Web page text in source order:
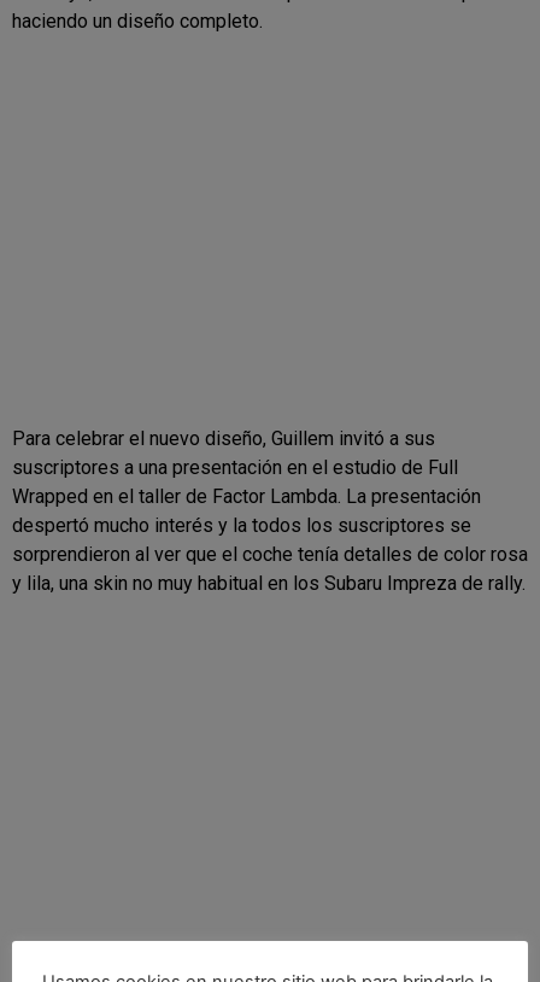
haciendo un diseño completo.
Para celebrar el nuevo diseño, Guillem invitó a sus
suscriptores a una presentación en el estudio de Full
Wrapped en el taller de Factor Lambda. La presentación
despertó mucho interés y la todos los suscriptores se
sorprendieron al ver que el coche tenía detalles de color rosa
y lila, una skin no muy habitual en los Subaru Impreza de rally.